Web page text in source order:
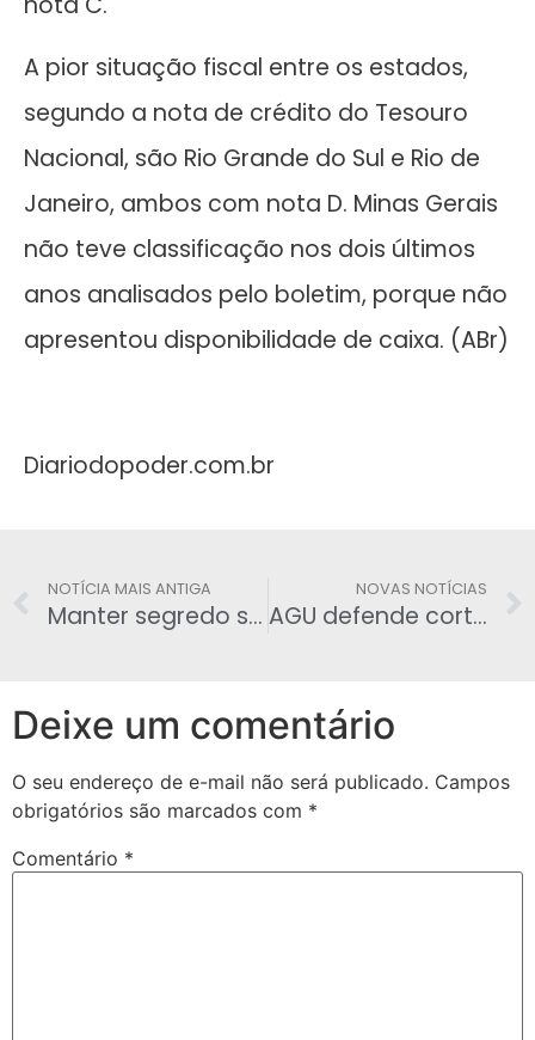
A pior situação fiscal entre os estados,
segundo a nota de crédito do Tesouro
Nacional, são Rio Grande do Sul e Rio de
Janeiro, ambos com nota D. Minas Gerais
não teve classificação nos dois últimos
anos analisados pelo boletim, porque não
apresentou disponibilidade de caixa. (ABr)
Diariodopoder.com.br
NOTÍCIA MAIS ANTIGA
Manter segredo sobre vencedores das loterias da Caixa já não faz sentido
NOVAS NOTÍCIAS
AGU defende corte de salário de servidor
Deixe um comentário
O seu endereço de e-mail não será publicado. Campos
obrigatórios são marcados com *
Comentário *